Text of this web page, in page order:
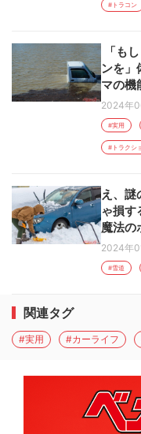
#トラコン
「も
ンを」
マの機
2024年
#実用
#トラクシ
え、
ゃ損
魔法の
2024年
#雪道
関連タグ
#実用 #カーライフ